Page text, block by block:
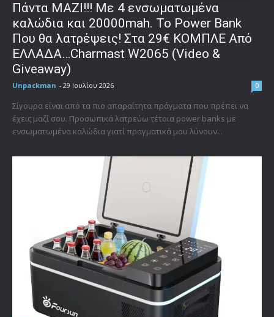
Πάντα ΜΑΖΙ!!! Με 4 ενσωματωμένα
καλώδια και 20000mah. Το Power Bank
Που θα λατρέψεις! Στα 29€ ΚΟΜΠΛΕ Από
ΕΛΛΑΔΑ…Charmast W2065 (Video &
Giveaway)
Unpackman - 29 Ιουλίου 2026 0
Σίγουρα είναι από τα πιο απαραίτητα πράγματα που πρέπει να
έχεις μαζί σου. Προσωπικά λατρεύω τέτοια power banks με
ενσωματωμένα καλώδια γιατί πραγματικά μου λύνουν...